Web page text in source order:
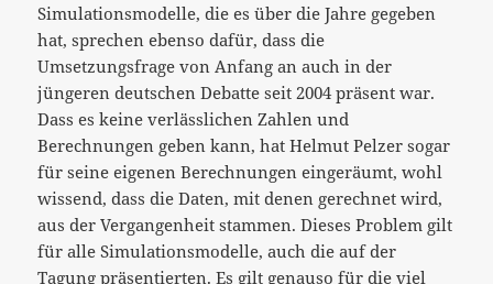
Simulationsmodelle, die es über die Jahre gegeben
hat, sprechen ebenso dafür, dass die
Umsetzungsfrage von Anfang an auch in der
jüngeren deutschen Debatte seit 2004 präsent war.
Dass es keine verlässlichen Zahlen und
Berechnungen geben kann, hat Helmut Pelzer sogar
für seine eigenen Berechnungen eingeräumt, wohl
wissend, dass die Daten, mit denen gerechnet wird,
aus der Vergangenheit stammen. Dieses Problem gilt
für alle Simulationsmodelle, auch die auf der
Tagung präsentierten. Es gilt genauso für die viel